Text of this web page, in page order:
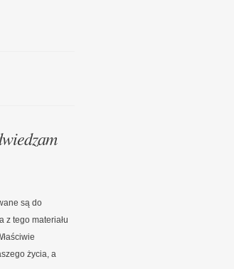
są do
z tego materiału
życia, a